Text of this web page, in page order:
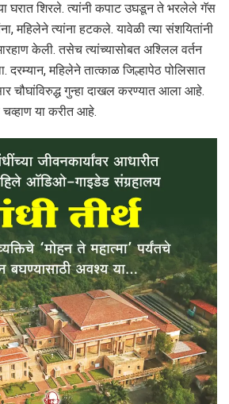
घरात शिरले. त्यांनी कपाट उघडून ते भरलेले गॅस
महिलेने त्यांना हटकले. यावेळी त्या संशयितांनी
केली. तसेच त्यांच्यासोबत अश्लिल वर्तन
दरम्यान, महिलेने तात्काळ जिल्हापेठ पोलिसात
चौघांविरुद्ध गुन्हा दाखल करण्यात आला आहे.
चव्हाण या करीत आहे.